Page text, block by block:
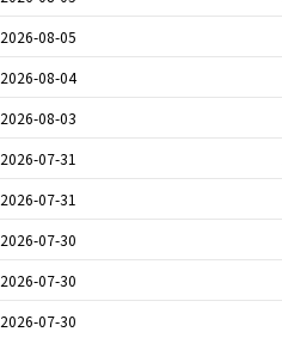
2026-08-05
2026-08-04
2026-08-03
2026-07-31
2026-07-31
2026-07-30
2026-07-30
2026-07-30